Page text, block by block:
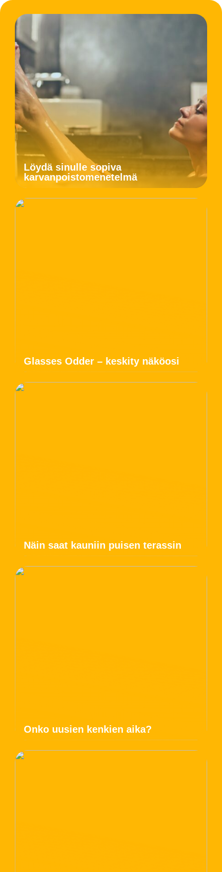
Löydä sinulle sopiva
karvanpoistomenetelmä
Glasses Odder – keskity näköosi
Näin saat kauniin puisen terassin
Onko uusien kenkien aika?